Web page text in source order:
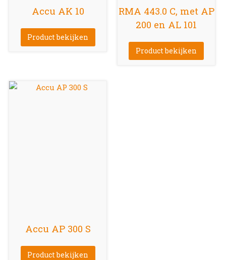
Accu AK 10
Product bekijken
RMA 443.0 C, met AP
200 en AL 101
Product bekijken
Accu AP 300 S
Product bekijken